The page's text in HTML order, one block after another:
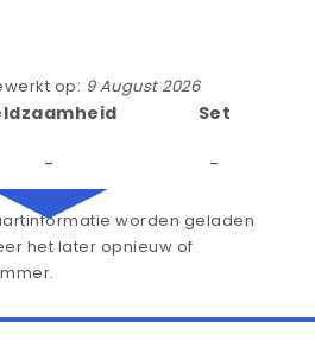
op: 9 August 2026
-
Set
-
worden geladen
het later opnieuw of